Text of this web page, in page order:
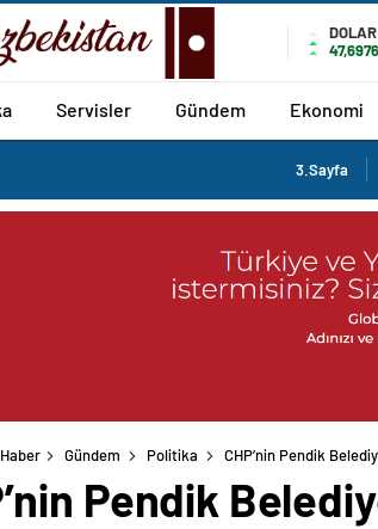
DOLAR
47,6976
Servisler Gündem Ekonomi
3.Sayfa
Gündem Politika CHP’nin Pendik
Pendik